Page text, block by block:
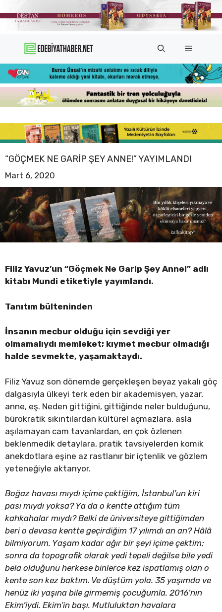
atla
Menü
“GÖÇMEK NE GARIP ŞEY ANNE!” YAYIMLANDI
Mart 6, 2020
Filiz Yavuz’un “Göçmek Ne Garip Şey Anne!” adlı
kitabı Mundi etiketiyle yayımlandı.
Tanıtım bülteninden
İnsanın mecbur olduğu için sevdiği yer
olmamalıydı memleket; kıymet mecbur olmadığı
halde sevmekte, yaşamaktaydı.
Filiz Yavuz son dönemde gerçekleşen beyaz yakalı göç
dalgasıyla ülkeyi terk eden bir akademisyen, yazar,
anne, eş. Neden gittiğini, gittiğinde neler bulduğunu,
bürokratik sıkıntılardan kültürel açmazlara, asla
aşılamayan cam tavanlardan, en çok özlenen
beklenmedik detaylara, pratik tavsiyelerden komik
anekdotlara eşine az rastlanır bir içtenlik ve gözlem
yeteneğiyle aktarıyor.
Boğaz havası mıydı içime çektiğim, İstanbul’un kiri
pası mıydı yoksa? Ya da o kentte attığım tüm
kahkahalar mıydı? Belki de üniversiteye gittiğimden
beri o devasa kentte geçirdiğim 17 yılımdı an an? Hâlâ
bilmiyorum. Yaşam kadar ağır bir şeyi içime çektim;
sonra da topografik olarak yedi tepeli değilse bile yedi
bela olduğunu herkese binlerce kez ispatlamış olan o
kente son kez baktım. Ve düştüm yola. 35 yaşımda ve
henüz iki yaşına bile girmemiş çocuğumla. 2016’nın
Ekim’iydi. Ekim’in başı. Mutluluktan havalara